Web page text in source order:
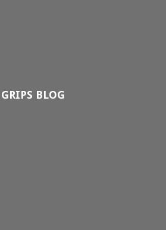
GRIPS BLOG